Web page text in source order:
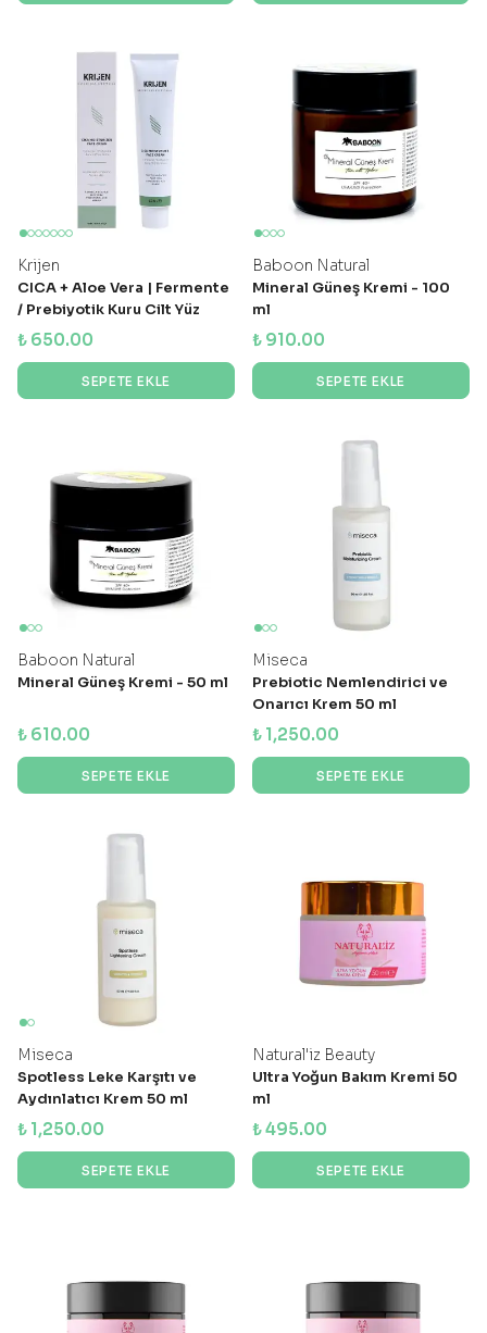
Krijen
CICA + Aloe Vera | Fermente
/ Prebiyotik Kuru Cilt Yüz
Kremi 50 gr
₺ 650.00
SEPETE EKLE
Baboon Natural
Mineral Güneş Kremi - 100
ml
₺ 910.00
SEPETE EKLE
Baboon Natural
Mineral Güneş Kremi - 50 ml
₺ 610.00
SEPETE EKLE
Miseca
Prebiotic Nemlendirici ve
Onarıcı Krem 50 ml
₺ 1,250.00
SEPETE EKLE
Miseca
Spotless Leke Karşıtı ve
Aydınlatıcı Krem 50 ml
₺ 1,250.00
SEPETE EKLE
Natural'iz Beauty
Ultra Yoğun Bakım Kremi 50
ml
₺ 495.00
SEPETE EKLE